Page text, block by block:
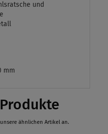
und
mm
ähnlichen Artikel an.